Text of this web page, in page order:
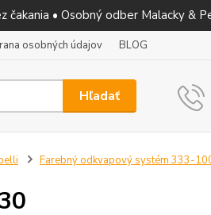
čakania • Osobný odber Malacky &
osobných údajov BLOG
Hľadať
Farebný odkvapový systém 333-